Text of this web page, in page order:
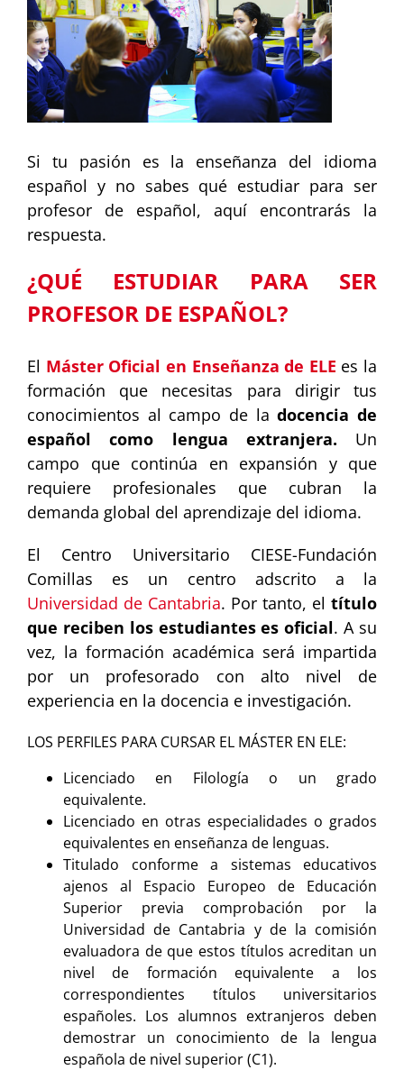
Si tu pasión es la enseñanza del idioma
español y no sabes qué estudiar para ser
profesor de español, aquí encontrarás la
respuesta.
¿QUÉ ESTUDIAR PARA SER
PROFESOR DE ESPAÑOL?
El Máster Oficial en Enseñanza de ELE es la
formación que necesitas para dirigir tus
conocimientos al campo de la docencia de
español como lengua extranjera. Un
campo que continúa en expansión y que
requiere profesionales que cubran la
demanda global del aprendizaje del idioma.
El Centro Universitario CIESE-Fundación
Comillas es un centro adscrito a la
Universidad de Cantabria. Por tanto, el título
que reciben los estudiantes es oficial. A su
vez, la formación académica será impartida
por un profesorado con alto nivel de
experiencia en la docencia e investigación.
LOS PERFILES PARA CURSAR EL MÁSTER EN ELE:
Licenciado en Filología o un grado
equivalente.
Licenciado en otras especialidades o grados
equivalentes en enseñanza de lenguas.
Titulado conforme a sistemas educativos
ajenos al Espacio Europeo de Educación
Superior previa comprobación por la
Universidad de Cantabria y de la comisión
evaluadora de que estos títulos acreditan un
nivel de formación equivalente a los
correspondientes títulos universitarios
españoles. Los alumnos extranjeros deben
demostrar un conocimiento de la lengua
española de nivel superior (C1).